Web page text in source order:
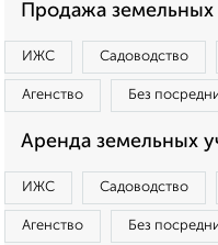
Продажа земельных
ИЖС Садоводство
Агенство Без
Аренда земельных
ИЖС Садоводство
Агенство Без